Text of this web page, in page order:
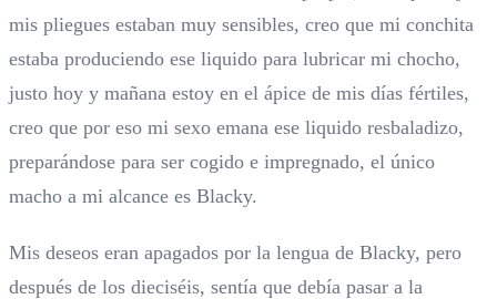
mis pliegues estaban muy sensibles, creo que mi conchita
estaba produciendo ese liquido para lubricar mi chocho,
justo hoy y mañana estoy en el ápice de mis días fértiles,
creo que por eso mi sexo emana ese liquido resbaladizo,
preparándose para ser cogido e impregnado, el único
macho a mi alcance es Blacky.
Mis deseos eran apagados por la lengua de Blacky, pero
después de los dieciséis, sentía que debía pasar a la